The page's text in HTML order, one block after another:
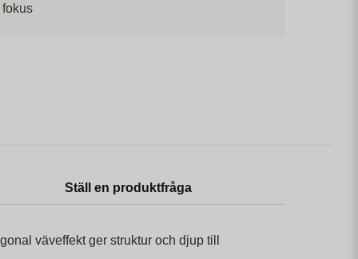
Ställ en produktfråga
väveffekt ger struktur och djup till